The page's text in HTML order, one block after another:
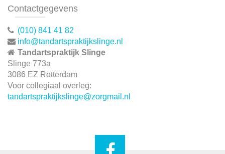
Contactgegevens
(010) 841 41 82
info@tandartspraktijkslinge.nl
Tandartspraktijk Slinge
Slinge 773a
3086 EZ Rotterdam
Voor collegiaal overleg:
tandartspraktijkslinge@zorgmail.nl